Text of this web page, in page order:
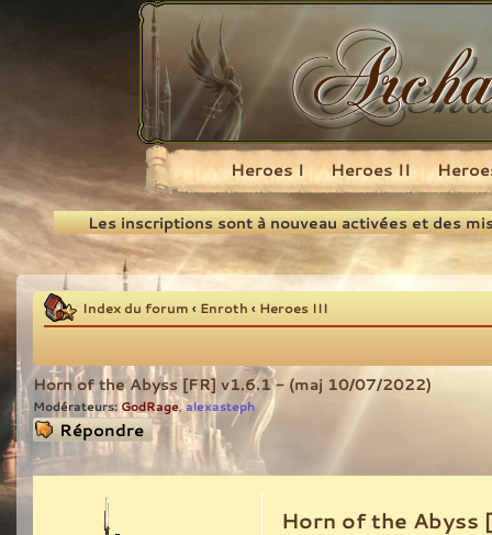
Recherche
Heroes I Heroes II
Les inscriptions sont à nouveau activées et des
Index du forum ‹ Enroth ‹ Heroes III
Horn of the Abyss [FR] v1.6.1 - (maj 10/07/2022)
Modérateurs: GodRage,alexasteph
Répondre
Horn of the